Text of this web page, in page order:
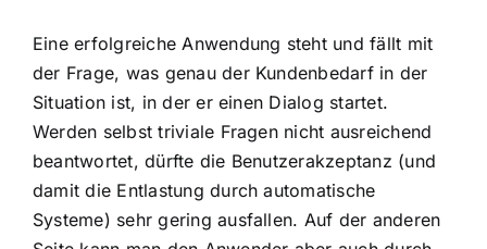
Eine erfolgreiche Anwendung steht und fällt mit
der Frage, was genau der Kundenbedarf in der
Situation ist, in der er einen Dialog startet.
Werden selbst triviale Fragen nicht ausreichend
beantwortet, dürfte die Benutzerakzeptanz (und
damit die Entlastung durch automatische
Systeme) sehr gering ausfallen. Auf der anderen